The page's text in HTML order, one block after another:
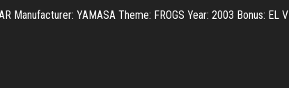
Manufacturer: YAMASA Theme: FROGS Year: 2003 Bonus: EL